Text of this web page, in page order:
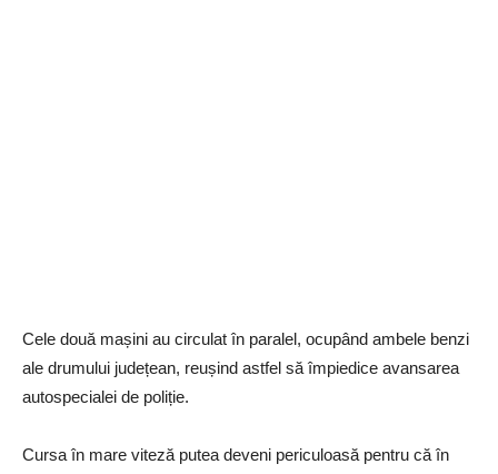
Cele două mașini au circulat în paralel, ocupând ambele benzi
ale drumului județean, reușind astfel să împiedice avansarea
autospecialei de poliție.
Cursa în mare viteză putea deveni periculoasă pentru că în